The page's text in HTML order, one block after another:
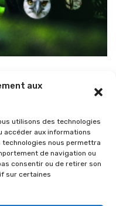
aux
utilisons des technologies
accéder aux informations
nous permettra
de navigation ou
consentir ou de retirer son
sur certaines